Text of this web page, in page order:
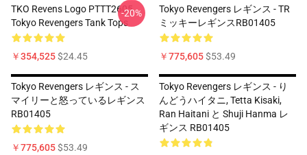
TKO Revens Logo PTTT2605
Tokyo Revengers Tank Tops
￥354,525$24.45
-20%
Tokyo Revengers レギンス - TR
ミッキーレギンスRB01405
￥775,605$53.49
Tokyo Revengers レギンス - ス
マイリーと怒っているレギンス
RB01405
￥775,605$53.49
Tokyo Revengers レギンス - り
んどうハイタニ, Tetta Kisaki,
Ran Haitani と Shuji Hanma レ
ギンス RB01405